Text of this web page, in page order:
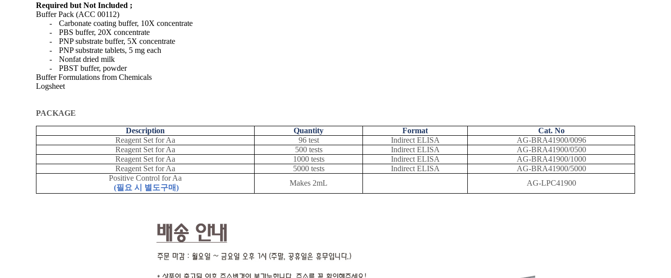
Required but Not Included ;
Buffer Pack (ACC 00112)
-
Carbonate coating buffer, 10X concentrate
-
PBS buffer, 20X concentrate
-
PNP substrate buffer, 5X concentrate
-
PNP substrate tablets, 5 mg each
-
Nonfat dried milk
-
PBST buffer, powder
Buffer Formulations from Chemicals
Logsheet
PACKAGE
Description Quantity Format
Cat. No
Reagent Set for Aa
96 test Indirect ELISA
AG-BRA41900/0096
Reagent Set for Aa
500 tests Indirect ELISA
AG-BRA41900/0500
Reagent Set for Aa
1000 tests Indirect ELISA
AG-BRA41900/1000
Reagent Set for Aa
5000 tests Indirect ELISA
AG-BRA41900/5000
Positive Control for Aa
(필요 시 별도구매)
Makes 2mL AG-LPC41900